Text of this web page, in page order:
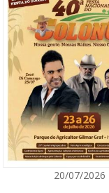
para
GERAL
05/
em
GERAL
05/
20/07/2026